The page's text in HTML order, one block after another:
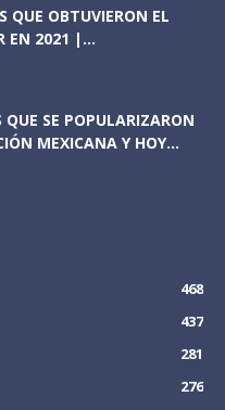
QUE OBTUVIERON EL
EN 2021 |...
SE POPULARIZARON
MEXICANA Y HOY...
468
437
281
276